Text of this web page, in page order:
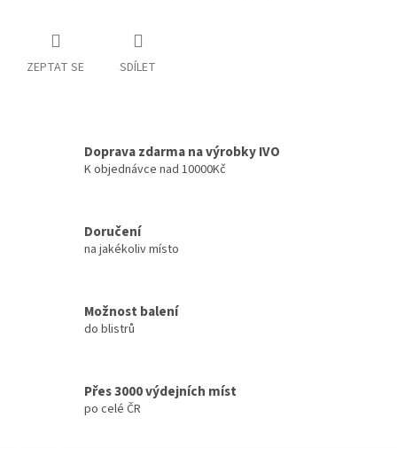
ZEPTAT SE SDÍLET
Doprava zdarma na výrobky IVO
K objednávce nad 10000Kč
Doručení
na jakékoliv místo
Možnost balení
do blistrů
Přes 3000 výdejních míst
po celé ČR